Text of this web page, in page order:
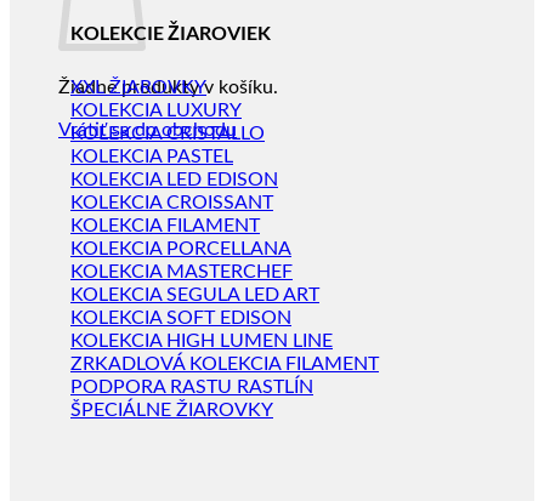
Žiadne produkty v košíku.
Vrátiť sa do obchodu
KOLEKCIE ŽIAROVIEK
XXL ŽIAROVKY
KOLEKCIA LUXURY
KOLEKCIA CRISTALLO
KOLEKCIA PASTEL
KOLEKCIA LED EDISON
KOLEKCIA CROISSANT
KOLEKCIA FILAMENT
KOLEKCIA PORCELLANA
KOLEKCIA MASTERCHEF
KOLEKCIA SEGULA LED ART
KOLEKCIA SOFT EDISON
KOLEKCIA HIGH LUMEN LINE
ZRKADLOVÁ KOLEKCIA FILAMENT
PODPORA RASTU RASTLÍN
ŠPECIÁLNE ŽIAROVKY